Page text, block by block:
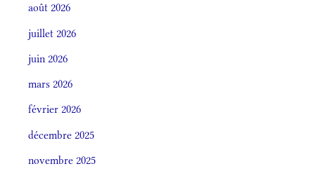
août 2026
juillet 2026
juin 2026
mars 2026
février 2026
décembre 2025
novembre 2025